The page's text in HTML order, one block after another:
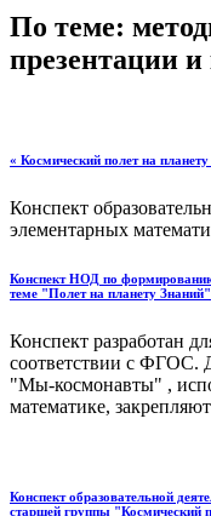
По теме:
презентации
« Космический полет на
Конспект
элементарных
Конспект НОД по
теме "Полет на планету Знаний"
Конспект разработан
соответствии с ФГОС.
"Мы-космонавты" ,
математике,
Конспект образовательной
старшей группы "Космический